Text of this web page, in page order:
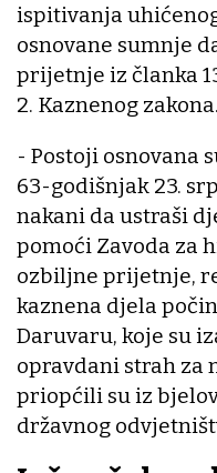
ispitivanja
osnovane sumnje
prijetnje iz članka
2. Kaznenog zakona.
- Postoji osnovana
63-godišnjak 23.
nakani da ustraši
pomoći Zavoda za
ozbiljne prijetnje,
kaznena djela
Daruvaru, koje su
opravdani strah za
priopćili su iz
državnog